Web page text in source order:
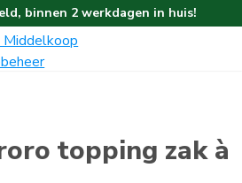
binnen 2 werkdagen in huis!
en gemakkelijk bestellen!
vanaf 100,-!
topping zak à